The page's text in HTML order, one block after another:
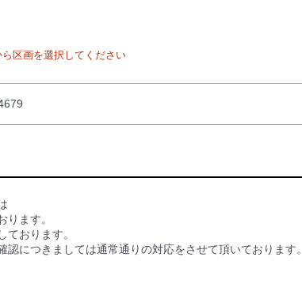
区画を選択してください
ります。
おります。
につきましては通常通りの対応をさせて頂いております。